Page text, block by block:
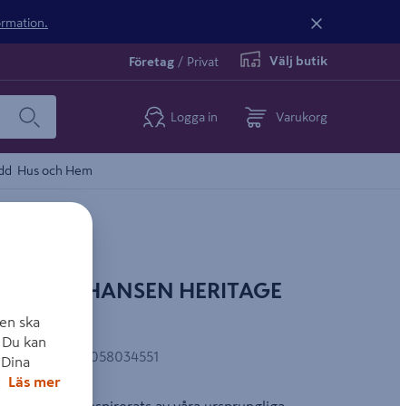
Företag / Privat Välj butik
Logga in Varukorg
Hus och Hem
HELLY HANSEN HERITAGE
kod 7040058034551
ska
kan
Läs mer